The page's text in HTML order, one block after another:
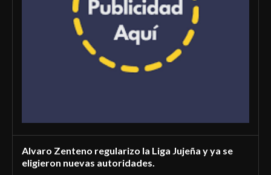
Alvaro Zenteno regularizo la Liga Jujeña y ya se
eligieron nuevas autoridades.